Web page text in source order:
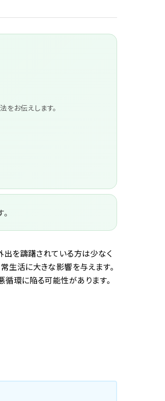
お伝えします。
出を躊躇されている方は少なく
生活に大きな影響を与えます。
環に陥る可能性があります。